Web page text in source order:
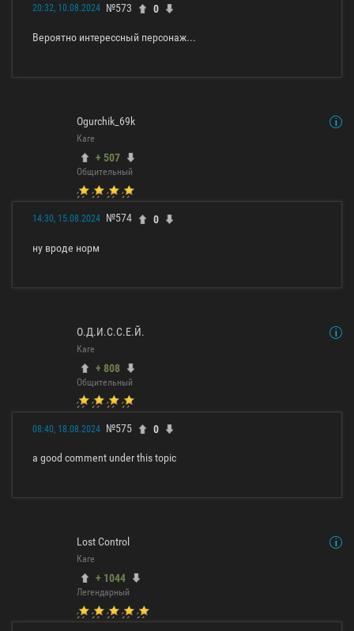
20:32, 10.08.2024 №573 0
Вероятно интерессный персонаж...
Ogurchik_69k
Каге
+ 507
Общительный
14:30, 15.08.2024 №574 0
ну вроде норм
О.Д.И.С.С.Е.Й.
Каге
+ 808
Общительный
08:40, 18.08.2024 №575 0
a good comment under this topic
Lost Control
Каге
+ 1044
Легендарный